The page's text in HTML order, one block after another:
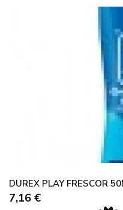
DUREX PLAY FRESCOR
7,16 €